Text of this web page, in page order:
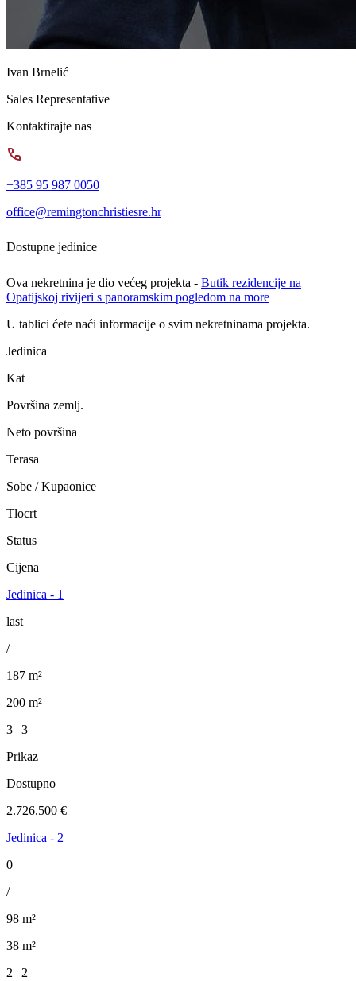
Ivan Brnelić
Sales Representative
Kontaktirajte nas
+385 95 987 0050
office@remingtonchristiesre.hr
Dostupne jedinice
Ova nekretnina je dio većeg projekta - Butik rezidencije na
Opatijskoj rivijeri s panoramskim pogledom na more
U tablici ćete naći informacije o svim nekretninama projekta.
Jedinica
Kat
Površina zemlj.
Neto površina
Terasa
Sobe / Kupaonice
Tlocrt
Status
Cijena
Jedinica - 1
last
/
187 m²
200 m²
3 | 3
Prikaz
Dostupno
2.726.500 €
Jedinica - 2
0
/
98 m²
38 m²
2 | 2